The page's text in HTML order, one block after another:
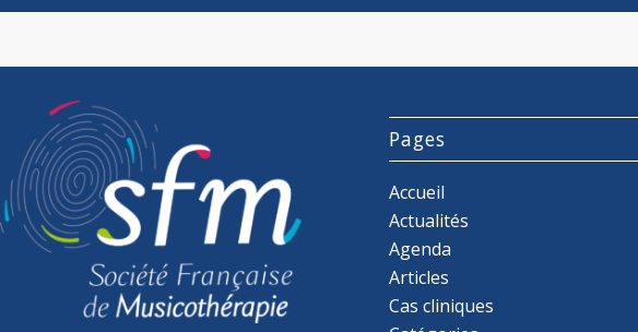
France
Téléphone: 0678818200
Email: laure.poissonnier@free.fr
Plus d'informations
Itinéraire
Pages
Accueil
Actualités
Agenda
Articles
Cas cliniques